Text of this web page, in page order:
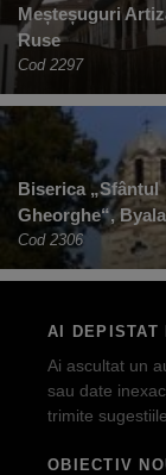
Meșteșuguri
Ruse
Cod 2297
Biserica „Sfântul
Gheorghe“, Byala
Cod 2306
AI DEPISTAT
Ai ascultat un
sau date
trimite
OBIECTIV